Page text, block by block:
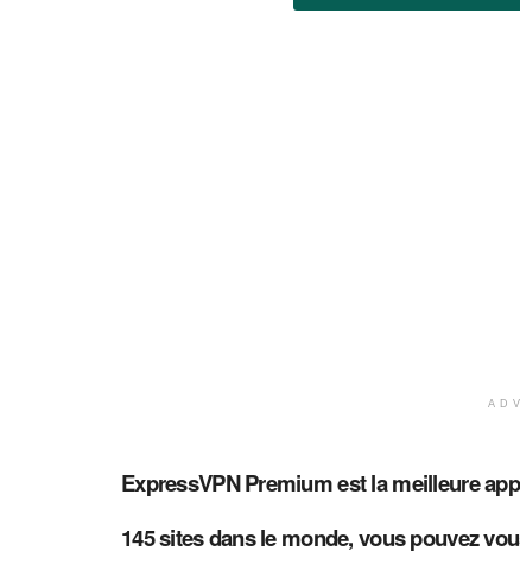
ExpressVPN Premium est la meilleure
145 sites dans le monde, vous pouvez